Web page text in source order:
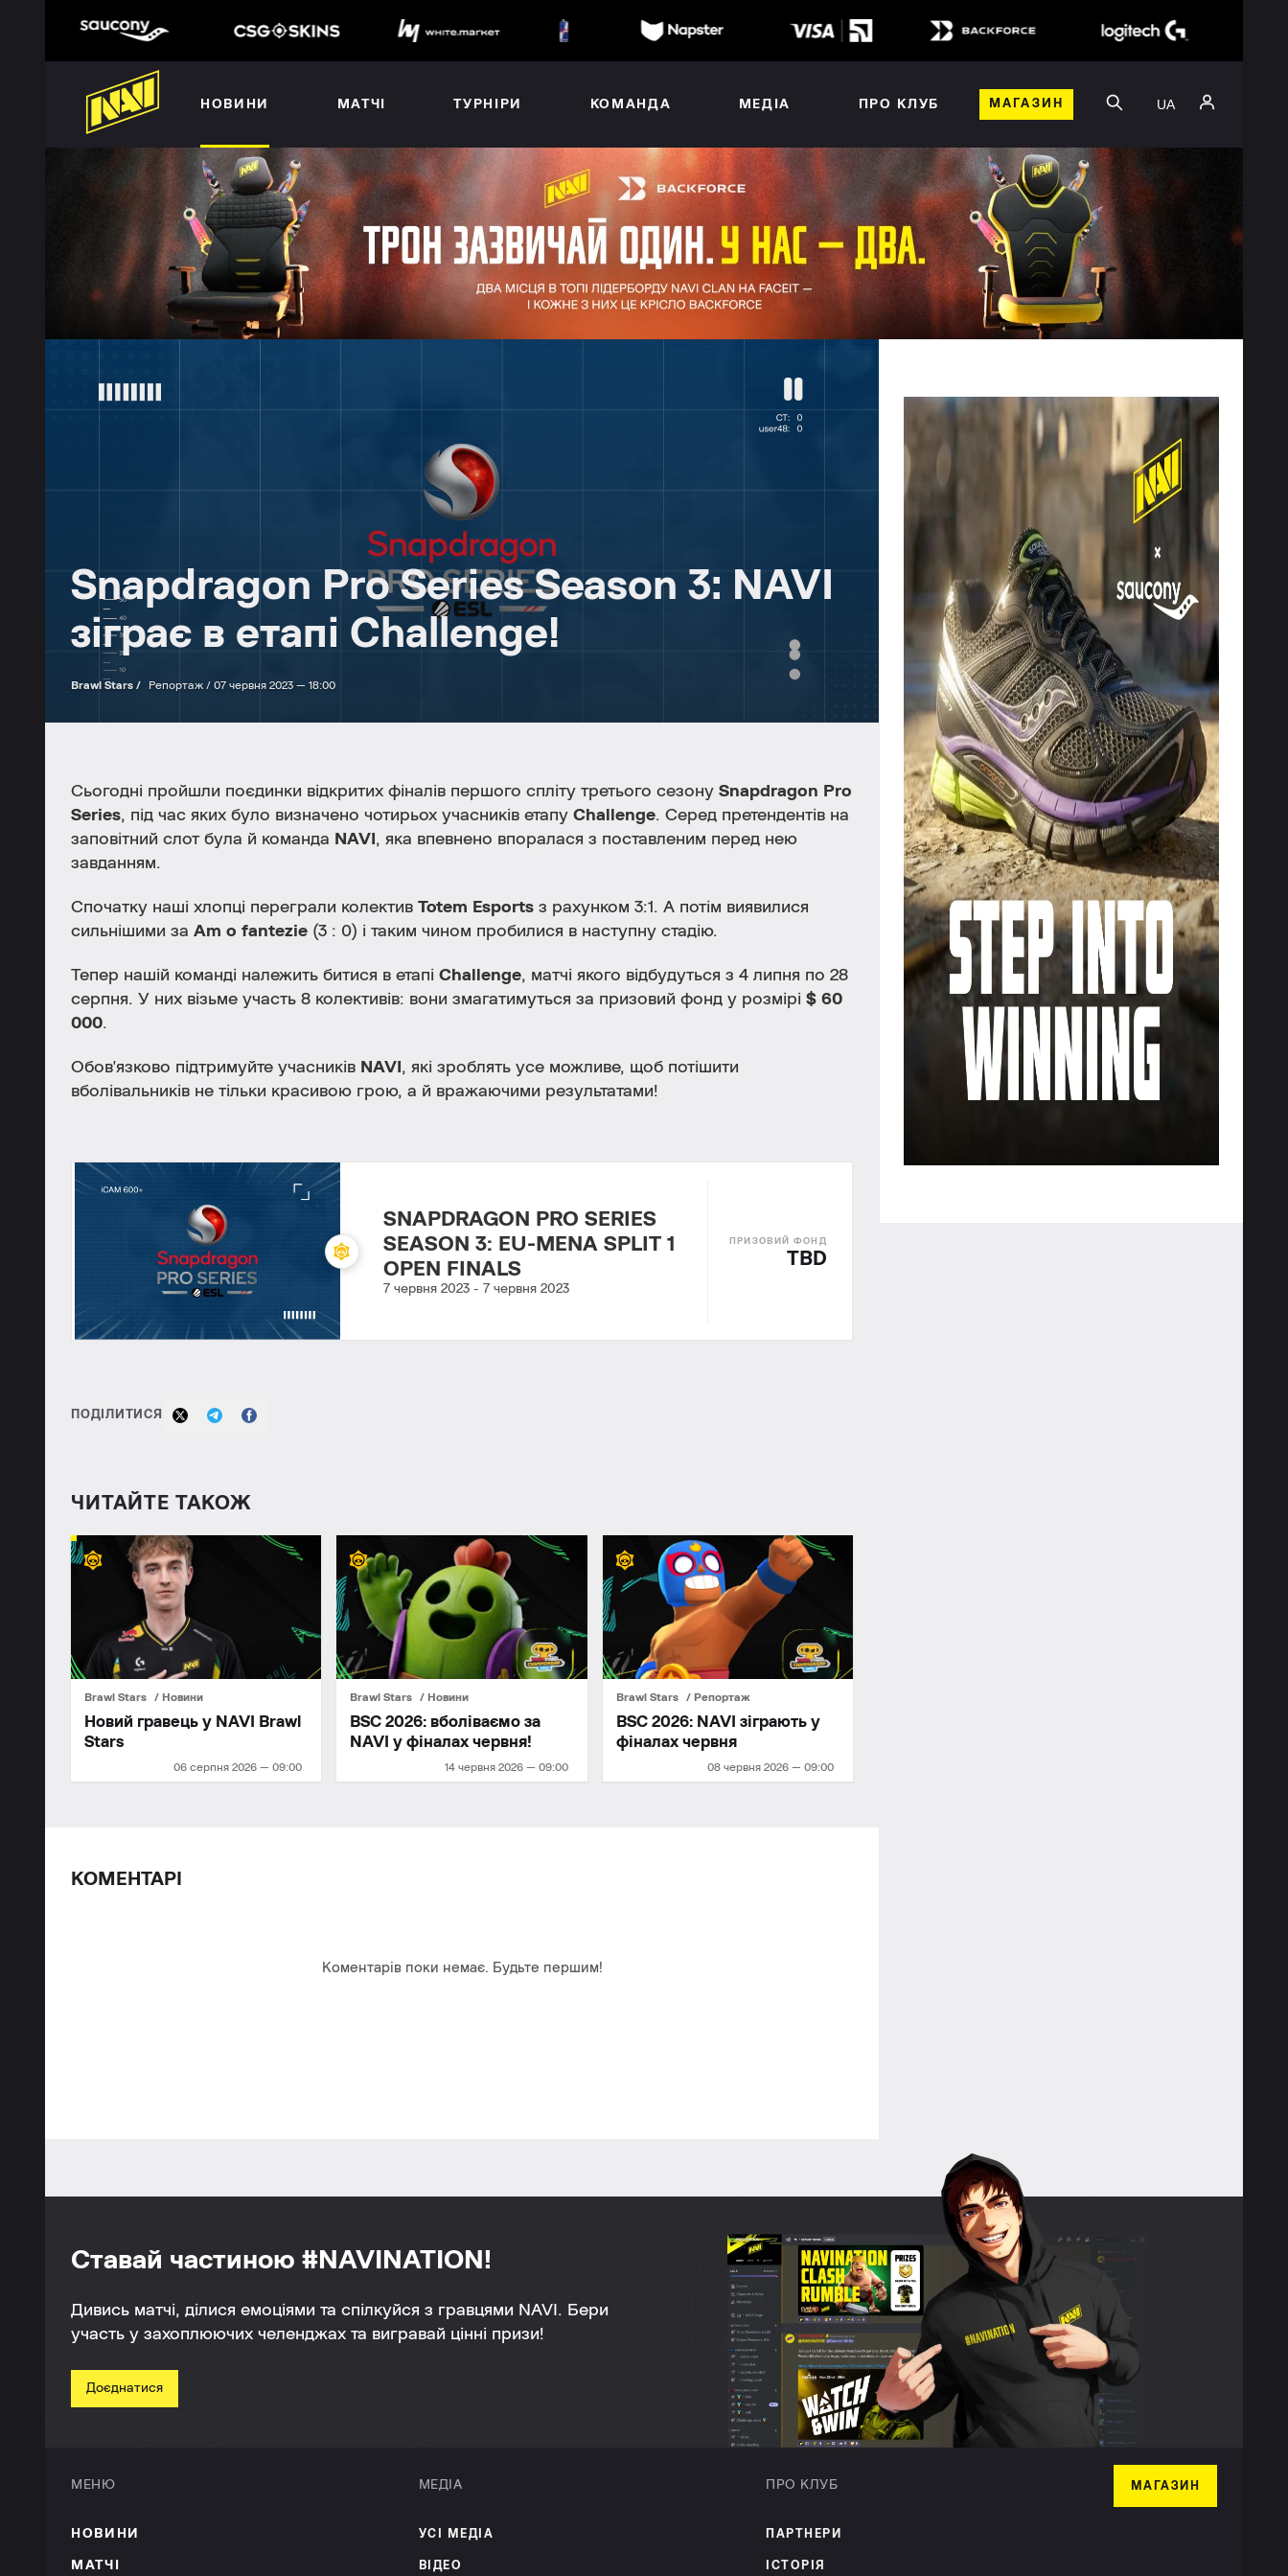
НОВИНИ МАТЧІ ТУРНІРИ КОМАНДА МЕДІА ПРО КЛУБ МАГАЗИН UA
Snapdragon Pro Series Season 3: NAVI
зіграє в етапі Challenge!
Brawl Stars / Репортаж / 07 червня 2023 — 18:00
Сьогодні пройшли поєдинки відкритих фіналів першого спліту третього сезону Snapdragon Pro
Series, під час яких було визначено чотирьох учасників етапу Challenge. Серед претендентів на
заповітний слот була й команда NAVI , яка впевнено впоралася з поставленим перед нею
завданням.
Спочатку наші хлопці переграли колектив Totem Esports з рахунком 3:1. А потім виявилися
сильнішими за Am o fantezie (3 : 0) і таким чином пробилися в наступну стадію.
Тепер нашій команді належить битися в етапі Challenge, матчі якого відбудуться з 4 липня по 28
серпня. У них візьме участь 8 колективів: вони змагатимуться за призовий фонд у розмірі $ 60
000.
Обов'язково підтримуйте учасників NAVI , які зроблять усе можливе, щоб потішити
вболівальників не тільки красивою грою, а й вражаючими результатами!
SNAPDRAGON PRO SERIES
SEASON 3: EU-MENA SPLIT 1
OPEN FINALS
7 червня 2023- 7 червня 2023
TBD
ПОДІЛИТИСЯ
ЧИТАЙТЕ ТАКОЖ
Brawl Stars Новини
06 серпня 2026 — 09:00
Новий гравець у NAVI Brawl
Stars
Brawl Stars Новини
14 червня 2026 — 09:00
BSC 2026: вболіваємо за
NAVI у фіналах червня!
Brawl Stars Репортаж
08 червня 2026 — 09:00
BSC 2026: NAVI зіграють у
фіналах червня
КОМЕНТАРІ
Коментарів поки немає. Будьте першим!
Ставай частиною #NAVINATION!
Дивись матчі, ділися емоціями та спілкуйся з гравцями NAVI. Бери
участь у захоплюючих челенджах та вигравай цінні призи!
Доєднатися
МЕНЮ
НОВИНИ
МАТЧІ
МЕДІА
УСІ МЕДІА
ВІДЕО
ПРО КЛУБ
ПАРТНЕРИ
ІСТОРІЯ
МАГАЗИН